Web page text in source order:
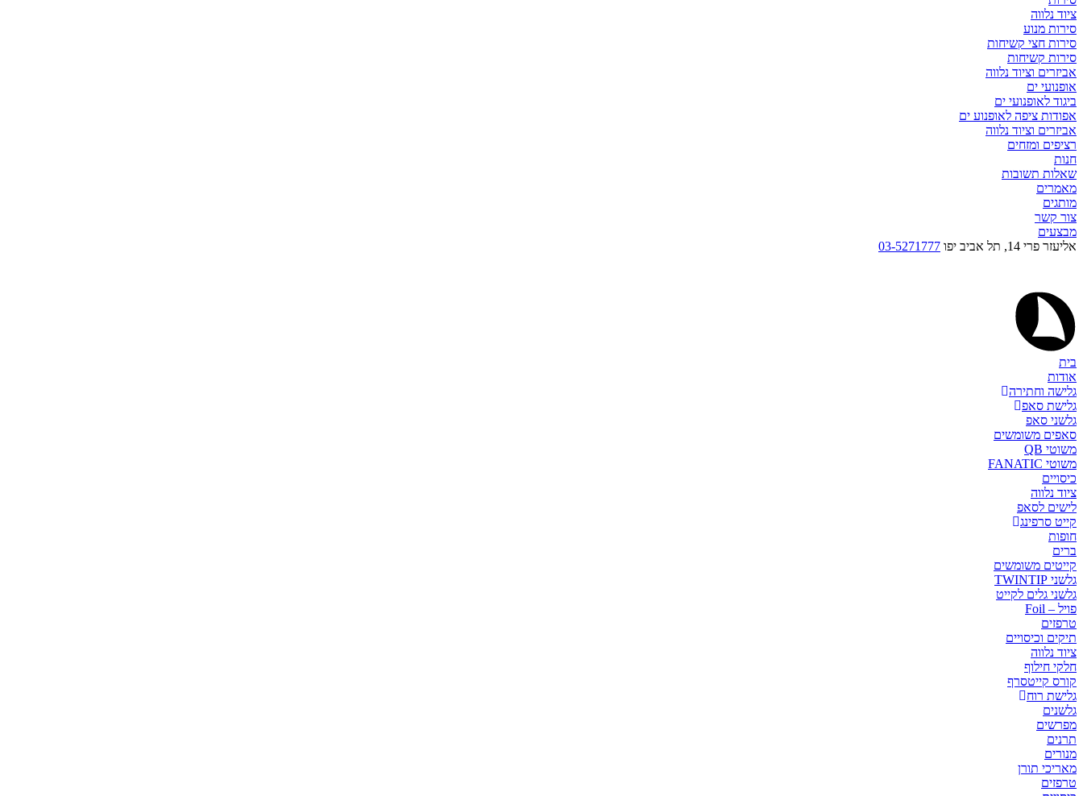
ציוד נלווה
סירות מנוע
סירות חצי קשיחות
סירות קשיחות
אביזרים וציוד נלווה
אופנועי ים
ביגוד לאופנועי ים
אפודות ציפה לאופנוע ים
אביזרים וציוד נלווה
רציפים ומזחים
חנות
שאלות תשובות
מאמרים
מותגים
צור קשר
מבצעים
אליעזר פרי 14, תל אביב יפו
03-5271777
בית
אודות
גלישה וחתירה
גלישת סאפ
גלשני סאפ
סאפים משומשים
משוטי QB
משוטי FANATIC
כיסויים
ציוד נלווה
לישים לסאפ
קייט סרפינג
חופות
ברים
קייטים משומשים
גלשני TWINTIP
גלשני גלים לקייט
פויל – Foil
טרפזים
תיקים וכיסויים
ציוד נלווה
חלקי חילוף
קורס קייטסרף
גלישת רוח
גלשנים
מפרשים
תרנים
מנורים
מאריכי תורן
טרפזים